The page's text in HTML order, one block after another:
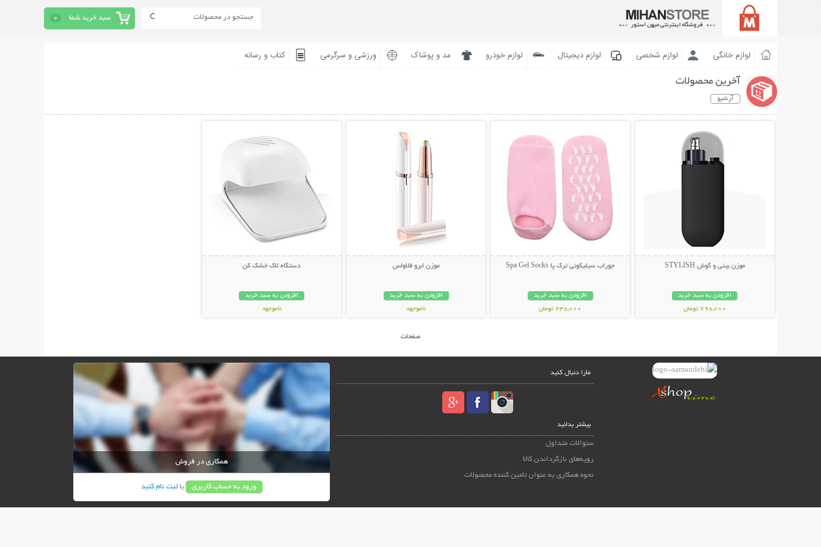
سبد خرید شما 0
لوازم خانگی لوازم شخصی لوازم دیجیتال لوازم خودرو مد و پوشاک ورزشی و سرگرمی کتاب و رسانه
آخرین محصولات
آرشیو
موزن بینی و گوش STYLISH
افزودن به سبد خرید
798,000 تومان
جوراب سیلیکونی ترک پا Spa Gel Socks
افزودن به سبد خرید
238,000 تومان
موزن ابرو فلاولس
افزودن به سبد خرید
ناموجود
دستگاه لاک خشک کن
افزودن به سبد خرید
ناموجود
صفحات
مارا دنبال کنید
بیشتر بدانید
سئوالات متداول
رویه‌های بازگرداندن کالا
نحوه همکاری به عنوان تامین کننده محصولات
همکاری در فروش
ورود به حساب کاربری یاثبت نام کنید